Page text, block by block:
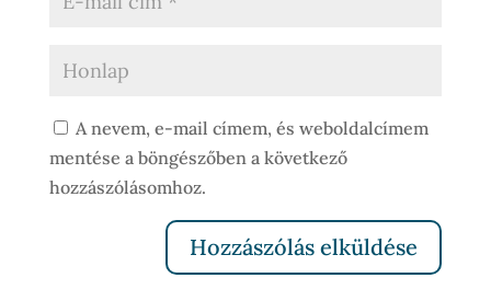
A nevem, e-mail címem, és weboldalcímem
mentése a böngészőben a következő
hozzászólásomhoz.